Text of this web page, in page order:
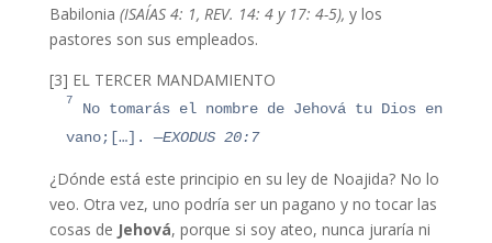
Babilonia (ISAÍAS 4: 1, REV. 14: 4 y 17: 4-5), y los
pastores son sus empleados.
[3] EL TERCER MANDAMIENTO
7
No tomarás el nombre de Jehová tu Dios en
vano;[…] . —EXODUS 20:7
¿Dónde está este principio en su ley de Noajida? No lo
veo. Otra vez, uno podría ser un pagano y no tocar las
cosas de Jehová, porque si soy ateo, nunca juraría ni